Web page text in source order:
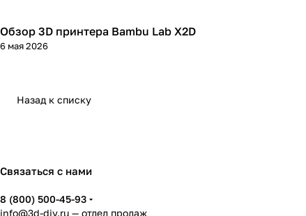
3D принтеры
Обзор 3D принтера Bambu Lab X2D
6 мая 2026
Назад к списку
Связаться с нами
8 (800) 500-45-93
info@3d-diy.ru — отдел продаж